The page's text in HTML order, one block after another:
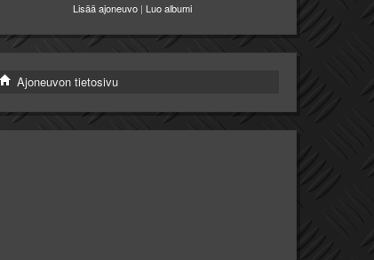
Lisää ajoneuvo | Luo albumi
Ajoneuvon tietosivu